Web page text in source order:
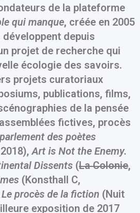
de la plateforme
qui manque, créée en 2005
développent depuis
projet de recherche qui
écologie des savoirs.
projets curatoriaux
publications, films,
de la pensée
fictives, procès
des poètes
Art is Not the Enemy.
Dissents (La Colonie,
(Konsthall C,
Le procès de la fiction (Nuit
exposition de 2017